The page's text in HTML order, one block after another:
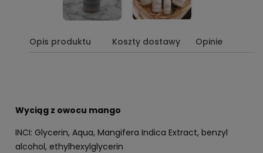
Opis produktu Koszty dostawy Opinie
Wyciąg z owocu mango
INCI: Glycerin, Aqua, Mangifera Indica Extract, benzyl
alcohol, ethylhexylglycerin